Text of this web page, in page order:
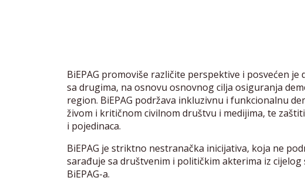
BiEPAG promoviše različite perspektive i posvećen
sa drugima, na osnovu osnovnog cilja osiguranja
region. BiEPAG podržava inkluzivnu i funkcionalnu
živom i kritičnom civilnom društvu i medijima, te
i pojedinaca.
BiEPAG je striktno nestranačka inicijativa, koja ne
sarađuje sa društvenim i političkim akterima iz
BiEPAG-a.